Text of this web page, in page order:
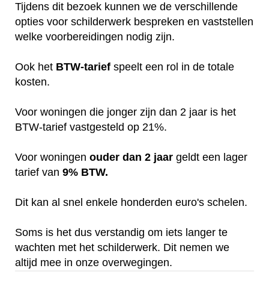
Tijdens dit bezoek kunnen we de verschillende
opties voor schilderwerk bespreken en vaststellen
welke voorbereidingen nodig zijn.
Ook het BTW-tarief speelt een rol in de totale
kosten.
Voor woningen die jonger zijn dan 2 jaar is het
BTW-tarief vastgesteld op 21%.
Voor woningen ouder dan 2 jaar geldt een lager
tarief van 9% BTW.
Dit kan al snel enkele honderden euro's schelen.
Soms is het dus verstandig om iets langer te
wachten met het schilderwerk. Dit nemen we
altijd mee in onze overwegingen.